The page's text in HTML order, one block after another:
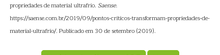
propriedades de material ultrafrio. Saense.
https://saense.com.br/2019/09/pontos-criticos-transformam-propriedades-de-
material-ultrafrio/. Publicado em 30 de setembro (2019).